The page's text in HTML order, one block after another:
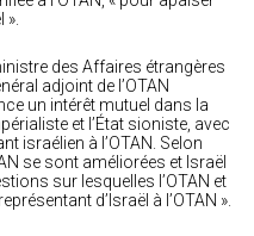
des Affaires étrangères
adjoint de l’OTAN
un intérêt mutuel dans la
et l’État sioniste, avec
israélien à l’OTAN. Selon
se sont améliorées et Israël
sur lesquelles l’OTAN et
d’Israël à l’OTAN ».